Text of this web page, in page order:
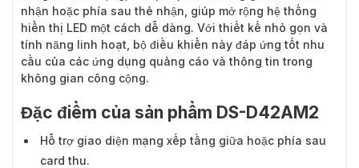
nhận hoặc phía sau thẻ nhận, giúp mở rộng hệ thống
hiển thị LED một cách dễ dàng. Với thiết kế nhỏ gọn và
tính năng linh hoạt, bộ điều khiển này đáp ứng tốt nhu
cầu của các ứng dụng quảng cáo và thông tin trong
không gian công cộng.
Đặc điểm của sản phẩm DS-D42AM2
Hỗ trợ giao diện mạng xếp tầng giữa hoặc phía sau
card thu.